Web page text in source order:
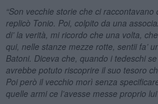
“Son vecchie storie che ci raccontavano
replicò Tonio. Poi, colpito da una
di’ la verità, mi ricordo che una volta,
qui, nelle stanze mezze rotte, sentii fa’
Batoni. Diceva che, quando i tedeschi
avrebbe potuto riscoprire il suo tesoro
Poi però il vecchio morì senza
quelle armi ce l’avesse messe proprio